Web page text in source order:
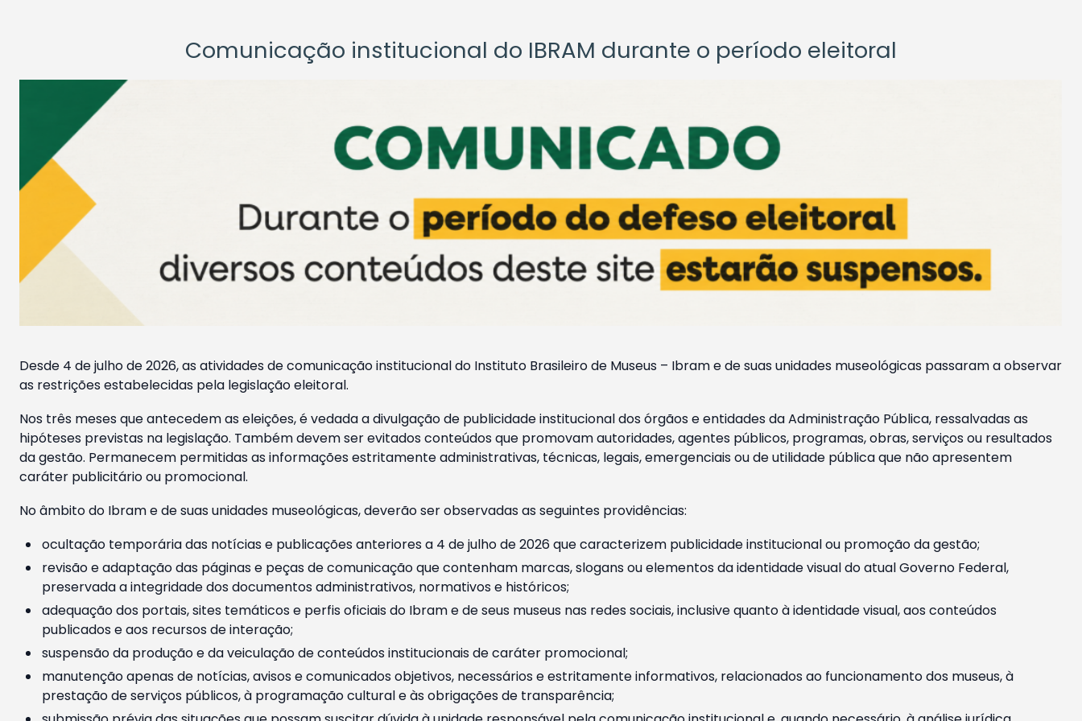
Comunicação institucional do IBRAM durante o período eleitoral
Desde 4 de julho de 2026, as atividades de comunicação institucional do Instituto Brasileiro de Museus – Ibram e de suas unidades museológicas passaram a observar
as restrições estabelecidas pela legislação eleitoral.
Nos três meses que antecedem as eleições, é vedada a divulgação de publicidade institucional dos órgãos e entidades da Administração Pública, ressalvadas as
hipóteses previstas na legislação. Também devem ser evitados conteúdos que promovam autoridades, agentes públicos, programas, obras, serviços ou resultados
da gestão. Permanecem permitidas as informações estritamente administrativas, técnicas, legais, emergenciais ou de utilidade pública que não apresentem
caráter publicitário ou promocional.
No âmbito do Ibram e de suas unidades museológicas, deverão ser observadas as seguintes providências:
ocultação temporária das notícias e publicações anteriores a 4 de julho de 2026 que caracterizem publicidade institucional ou promoção da gestão;
revisão e adaptação das páginas e peças de comunicação que contenham marcas, slogans ou elementos da identidade visual do atual Governo Federal,
preservada a integridade dos documentos administrativos, normativos e históricos;
adequação dos portais, sites temáticos e perfis oficiais do Ibram e de seus museus nas redes sociais, inclusive quanto à identidade visual, aos conteúdos
publicados e aos recursos de interação;
suspensão da produção e da veiculação de conteúdos institucionais de caráter promocional;
manutenção apenas de notícias, avisos e comunicados objetivos, necessários e estritamente informativos, relacionados ao funcionamento dos museus, à
prestação de serviços públicos, à programação cultural e às obrigações de transparência;